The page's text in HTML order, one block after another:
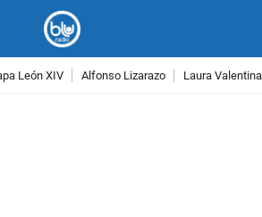
León XIV Alfonso Lizarazo Laura